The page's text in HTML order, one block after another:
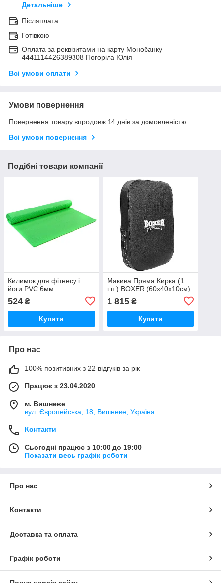
Детальніше
Післяплата
Готівкою
Оплата за реквізитами на карту Монобанку
4441114426389308 Погоріла Юлія
Всі умови оплати
Умови повернення
Повернення товару впродовж 14 днів за домовленістю
Всі умови повернення
Подібні товари компанії
Килимок для фітнесу і
йоги PVC 6мм
524 ₴
Купити
Макива Пряма Кирка (1
шт.) BOXER (60х40х10см)
1 815₴
Купити
Про нас
100% позитивних з 22 відгуків за рік
Працює з 23.04.2020
м. Вишневе
вул. Європейська, 18, Вишневе, Україна
Контакти
Сьогодні працює з 10:00 до 19:00
Показати весь графік роботи
Про нас
Контакти
Доставка та оплата
Графік роботи